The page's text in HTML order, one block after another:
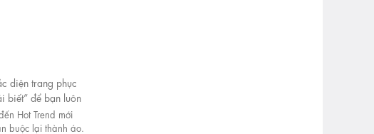
diện trang phục
biết” để bạn luôn
hảo